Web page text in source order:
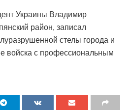
Украины Владимир
район, записал
стелы города и
войска с профессиональным